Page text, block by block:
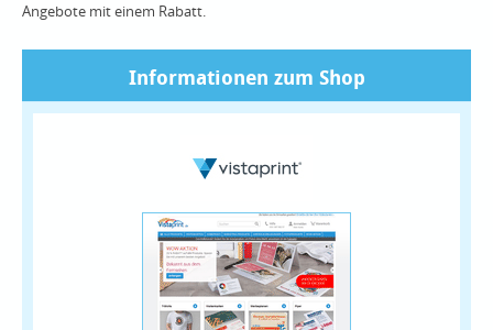
Angebote mit einem Rabatt.
Informationen zum Shop